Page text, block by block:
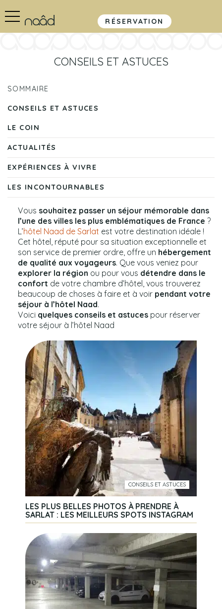
RÉSERVATION
CONSEILS ET ASTUCES
SOMMAIRE
CONSEILS ET ASTUCES
LE COIN
ACTUALITÉS
EXPÉRIENCES À VIVRE
LES INCONTOURNABLES
Vous souhaitez passer un séjour mémorable dans
l’une des villes les plus emblématiques de France ?
L’hôtel Naad de Sarlat est votre destination idéale !
Cet hôtel, réputé pour sa situation exceptionnelle et
son service de premier ordre, offre un hébergement
de qualité aux voyageurs. Que vous veniez pour
explorer la région ou pour vous détendre dans le
confort de votre chambre d’hôtel, vous trouverez
beaucoup de choses à faire et à voirpendant votre
séjour à l’hôtel Naad.
Voici quelques conseils et astucespour réserver
votre séjour à l’hôtel Naad
CONSEILS ET ASTUCES
LES PLUS BELLES PHOTOS À PRENDRE À
SARLAT : LES MEILLEURS SPOTS INSTAGRAM